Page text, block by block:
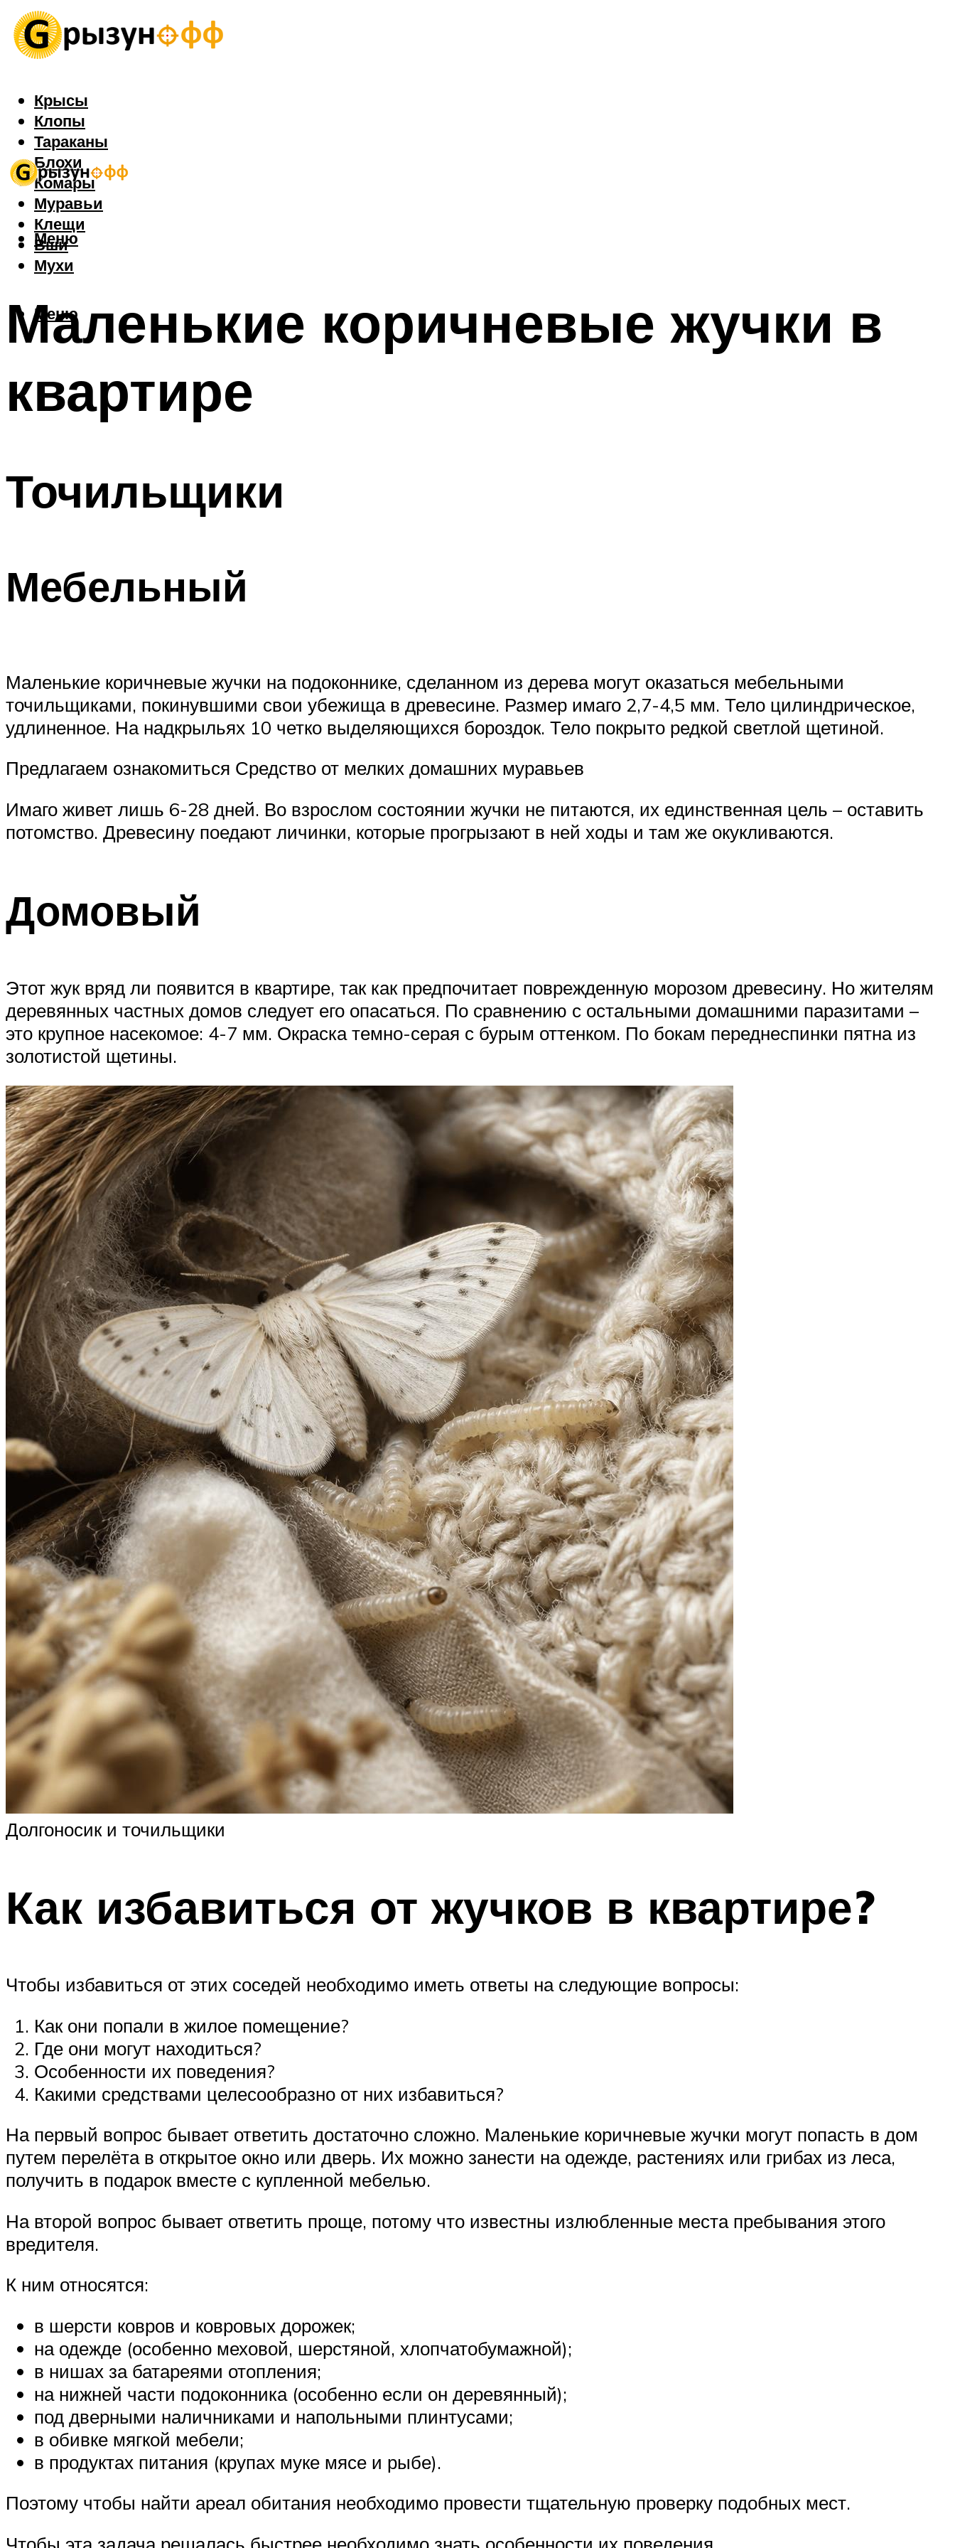
Крысы
Клопы
Тараканы
Блохи
Комары
Муравьи
Клещи
Вши
Мухи
Меню
Меню
Маленькие коричневые жучки в
квартире
Точильщики
Мебельный
Маленькие коричневые жучки на подоконнике, сделанном из дерева могут оказаться мебельными
точильщиками, покинувшими свои убежища в древесине. Размер имаго 2,7-4,5 мм. Тело цилиндрическое,
удлиненное. На надкрыльях 10 четко выделяющихся бороздок. Тело покрыто редкой светлой щетиной.
Предлагаем ознакомиться Средство от мелких домашних муравьев
Имаго живет лишь 6-28 дней. Во взрослом состоянии жучки не питаются, их единственная цель – оставить
потомство. Древесину поедают личинки, которые прогрызают в ней ходы и там же окукливаются.
Домовый
Этот жук вряд ли появится в квартире, так как предпочитает поврежденную морозом древесину. Но жителям
деревянных частных домов следует его опасаться. По сравнению с остальными домашними паразитами –
это крупное насекомое: 4-7 мм. Окраска темно-серая с бурым оттенком. По бокам переднеспинки пятна из
золотистой щетины.
Долгоносик и точильщики
Как избавиться от жучков в квартире?
Чтобы избавиться от этих соседей необходимо иметь ответы на следующие вопросы:
Как они попали в жилое помещение?
Где они могут находиться?
Особенности их поведения?
Какими средствами целесообразно от них избавиться?
На первый вопрос бывает ответить достаточно сложно. Маленькие коричневые жучки могут попасть в дом
путем перелёта в открытое окно или дверь. Их можно занести на одежде, растениях или грибах из леса,
получить в подарок вместе с купленной мебелью.
На второй вопрос бывает ответить проще, потому что известны излюбленные места пребывания этого
вредителя.
К ним относятся:
в шерсти ковров и ковровых дорожек;
на одежде (особенно меховой, шерстяной, хлопчатобумажной);
в нишах за батареями отопления;
на нижней части подоконника (особенно если он деревянный);
под дверными наличниками и напольными плинтусами;
в обивке мягкой мебели;
в продуктах питания (крупах муке мясе и рыбе).
Поэтому чтобы найти ареал обитания необходимо провести тщательную проверку подобных мест.